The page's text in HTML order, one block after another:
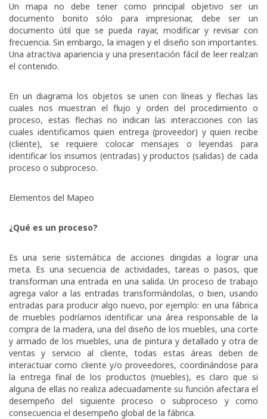
Un mapa no debe tener como principal objetivo ser un
documento bonito sólo para impresionar, debe ser un
documento útil que se pueda rayar, modificar y revisar con
frecuencia. Sin embargo, la imagen y el diseño son importantes.
Una atractiva apariencia y una presentación fácil de leer realzan
el contenido.
En un diagrama los objetos se unen con líneas y flechas las
cuales nos muestran el flujo y orden del procedimiento o
proceso, estas flechas no indican las interacciones con las
cuales identificamos quien entrega (proveedor) y quien recibe
(cliente), se requiere colocar mensajes o leyendas para
identificar los insumos (entradas) y productos (salidas) de cada
proceso o subproceso.
Elementos del Mapeo
¿Qué es un proceso?
Es una serie sistemática de acciones dirigidas a lograr una
meta. Es una secuencia de actividades, tareas o pasos, que
transforman una entrada en una salida. Un proceso de trabajo
agrega valor a las entradas transformándolas, o bien, usando
entradas para producir algo nuevo, por ejemplo: en una fábrica
de muebles podríamos identificar una área responsable de la
compra de la madera, una del diseño de los muebles, una corte
y armado de los muebles, una de pintura y detallado y otra de
ventas y servicio al cliente, todas estas áreas deben de
interactuar como cliente y/o proveedores, coordinándose para
la entrega final de los productos (muebles), es claro que si
alguna de ellas no realiza adecuadamente su función afectara el
desempeño del siguiente proceso o subproceso y como
consecuencia el desempeño global de la fábrica.